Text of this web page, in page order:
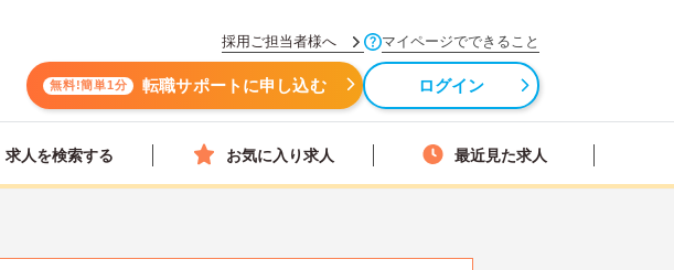
採用ご担当者様へ マイページでできること
無料!簡単1分 転職サポートに申し込む ログイン
求人を検索する お気に入り求人 最近見た求人